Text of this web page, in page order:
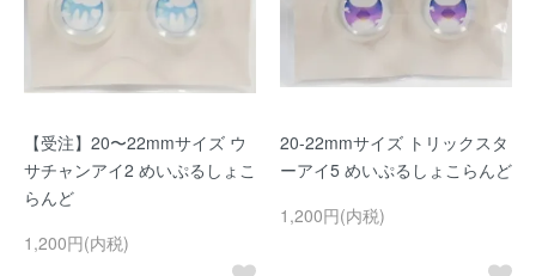
【受注】20〜22mmサイズ ウ
サチャンアイ2 めいぷるしょこ
らんど
1,200円(内税)
20-22mmサイズ トリックスタ
ーアイ5 めいぷるしょこらんど
1,200円(内税)